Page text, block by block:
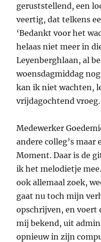
geruststellend, een
veertig, dat telkens
‘Bedankt voor het
helaas niet meer in
Leyenberghlaan, al
woensdagmiddag
kan ik niet wachten,
vrijdagochtend
Medewerker
andere colleg’s maar
Moment. Daar is de
ik het melodietje
ook allemaal zoek,
gaat nu toch mijn
opschrijven, en voert
mij bekend, uit
opnieuw in zijn